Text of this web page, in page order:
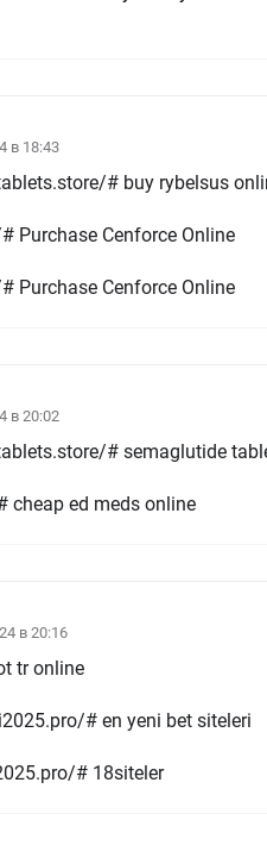
в 18:43
# buy rybelsus
Purchase Cenforce Online
Purchase Cenforce Online
в 20:02
# semaglutide
cheap ed meds online
в 20:16
tr online
# en yeni bet siteleri
# 18siteler